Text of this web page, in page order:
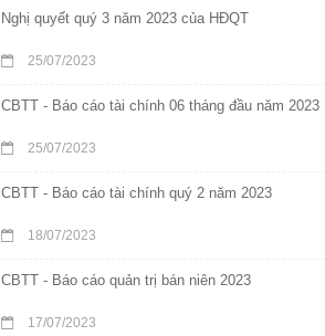
Nghị quyết quý 3 năm 2023 của HĐQT
25/07/2023
CBTT - Báo cáo tài chính 06 tháng đầu năm 2023
25/07/2023
CBTT - Báo cáo tài chính quý 2 năm 2023
18/07/2023
CBTT - Báo cáo quản trị bán niên 2023
17/07/2023